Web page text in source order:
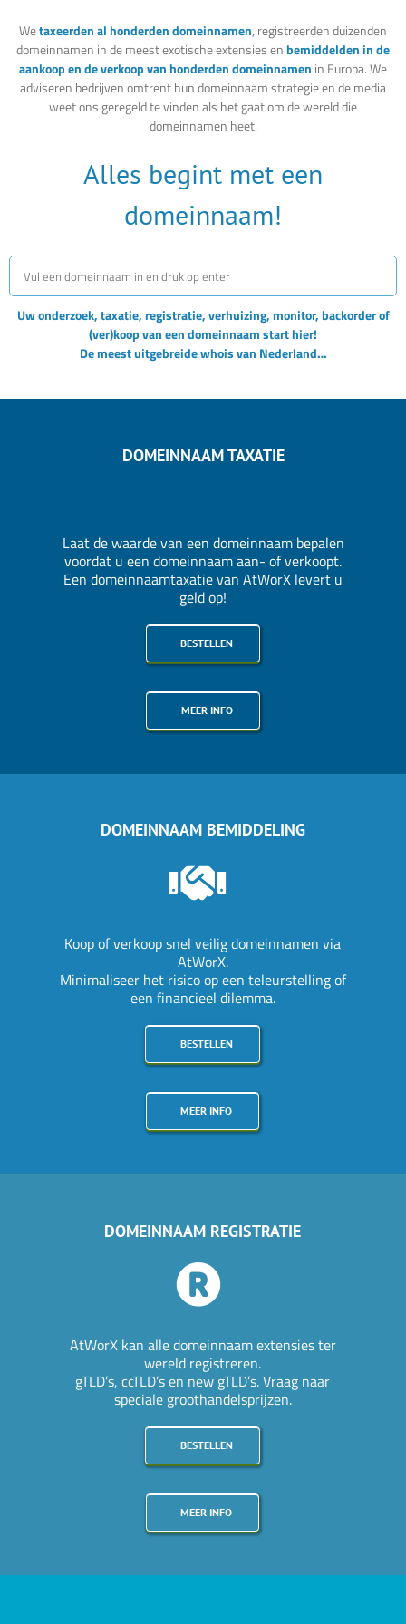
Wetaxeerden al honderden domeinnamen, registreerden duizenden
domeinnamen in de meest exotische extensies enbemiddelden in de
aankoop en de verkoop van honderden domeinnamen in Europa. We
adviseren bedrijven omtrent hun domeinnaam strategie en de media
weet ons geregeld te vinden als het gaat om de wereld die
domeinnamen heet.
Alles begint met een
domeinnaam!
Uw onderzoek, taxatie, registratie, verhuizing, monitor, backorder of
(ver)koop van een domeinnaam start hier!
De meest uitgebreide whois van Nederland…
DOMEINNAAM TAXATIE
Laat de waarde van een domeinnaam bepalen
voordat u een domeinnaam aan- of verkoopt.
Een domeinnaamtaxatie van AtWorX levert u
geld op!
BESTELLEN
MEER INFO
DOMEINNAAM BEMIDDELING
Koop of verkoop snel veilig domeinnamen via
AtWorX.
Minimaliseer het risico op een teleurstelling of
een financieel dilemma.
BESTELLEN
MEER INFO
DOMEINNAAM REGISTRATIE
AtWorX kan alle domeinnaam extensies ter
wereld registreren.
gTLD’s, ccTLD’s en new gTLD’s. Vraag naar
speciale groothandelsprijzen.
BESTELLEN
MEER INFO